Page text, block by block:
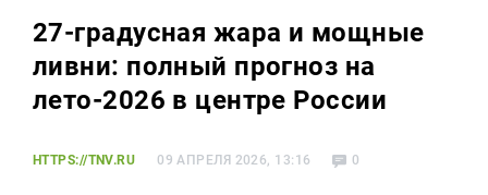
Новости
Телепроекты
Для связи
+7 (843) 570−50−00
27-градусная жара и мощные
ливни: полный прогноз на
лето-2026 в центре России
HTTPS://TNV.RU 09 АПРЕЛЯ 2026, 13:16 0